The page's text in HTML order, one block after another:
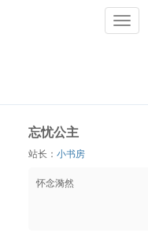
忘忧公主
站长： 小书房
怀念漪然